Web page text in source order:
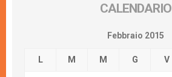
CALENDARIO
Febbraio 2015
L M M G V